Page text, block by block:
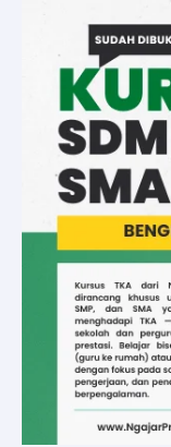
Bengkulu
Daftar
Terbatas!